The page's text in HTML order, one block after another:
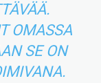
OMASSA
SE ON